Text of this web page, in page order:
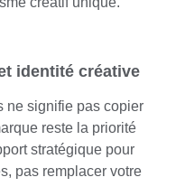
identité créative
ne signifie pas copier
reste la priorité
stratégique pour
pas remplacer votre